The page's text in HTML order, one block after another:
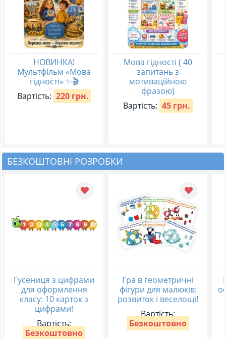
НОВИНКА!
Мультфільм «Мова
гідності» ✨🎬
Вартість: 220 грн.
Мова гідності ( 40
запитань з
мотиваційною
фразою)
Вартість: 45 грн.
БЕЗКОШТОВНІ РОЗРОБКИ
Гусениця з цифрами
для оформлення
класу: 10 карток з
цифрами!
Вартість:
Безкоштовно
Гра в геометричні
фігури для малюків:
розвиток і веселощі!
Вартість:
Безкоштовно